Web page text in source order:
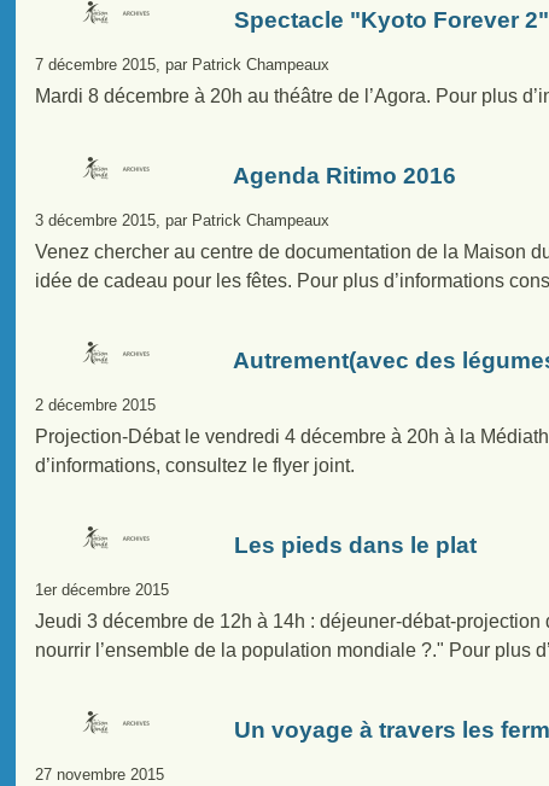
Spectacle "Kyoto Forever 2"
7 décembre 2015, par Patrick Champeaux
Mardi 8 décembre à 20h au théâtre de l’Agora. Pour plus
Agenda Ritimo 2016
3 décembre 2015, par Patrick Champeaux
Venez chercher au centre de documentation de la Maison
idée de cadeau pour les fêtes. Pour plus d’informations
Autrement(avec des
2 décembre 2015
Projection-Débat le vendredi 4 décembre à 20h à la
d’informations, consultez le flyer joint.
Les pieds dans le plat
1er décembre 2015
Jeudi 3 décembre de 12h à 14h : déjeuner-débat-
nourrir l’ensemble de la population mondiale ?." Pour plus
Un voyage à travers les
27 novembre 2015